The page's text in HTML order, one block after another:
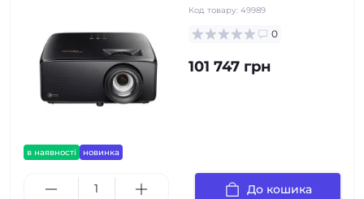
в наявності новинка
Код товару: 49989
0
101 747 грн
До кошика